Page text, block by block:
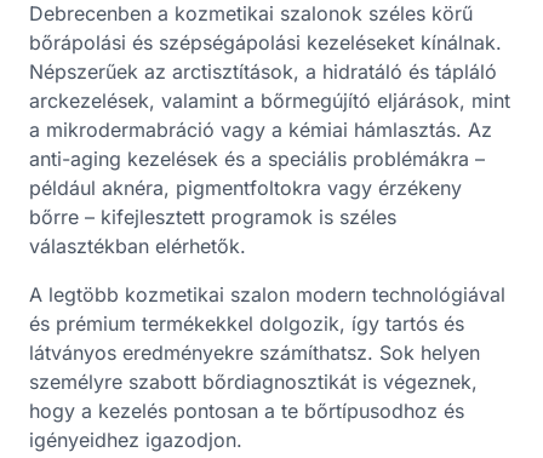
Debrecenben a kozmetikai szalonok széles körű
bőrápolási és szépségápolási kezeléseket kínálnak.
Népszerűek az arctisztítások, a hidratáló és tápláló
arckezelések, valamint a bőrmegújító eljárások, mint
a mikrodermabráció vagy a kémiai hámlasztás. Az
anti-aging kezelések és a speciális problémákra –
például aknéra, pigmentfoltokra vagy érzékeny
bőrre – kifejlesztett programok is széles
választékban elérhetők.
A legtöbb kozmetikai szalon modern technológiával
és prémium termékekkel dolgozik, így tartós és
látványos eredményekre számíthatsz. Sok helyen
személyre szabott bőrdiagnosztikát is végeznek,
hogy a kezelés pontosan a te bőrtípusodhoz és
igényeidhez igazodjon.